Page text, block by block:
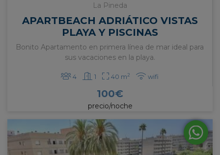
La Pineda
APARTBEACH ADRIÁTICO VISTAS
PLAYA Y PISCINAS
Bonito Apartamento en primera línea de mar ideal para
sus vacaciones en la playa.
4 1 40 m2 wifi
100€
precio/noche